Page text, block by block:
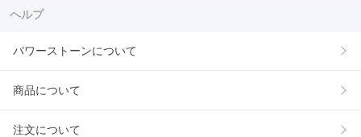
ヘルプ
パワーストーンについて
商品について
注文について